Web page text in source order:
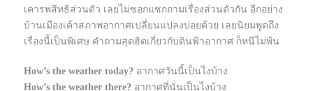
เคารพสิทธิส่วนตัว เลยไม่ซอกแซกถามเรื่องส่วนตัวกัน อีกอย่าง
บ้านเมืองเค้าสภาพอากาศเปลี่ยนแปลงบ่อยด้วย เลยนิยมพูดถึง
เรื่องนี้เป็นพิเศษ คำถามสุดฮิตเกี่ยวกับดินฟ้าอากาศ ก็หนีไม่พ้น
How’s the weather today? อากาศวันนี้เป็นไงบ้าง
How’s the weather there? อากาศที่นั่นเป็นไงบ้าง